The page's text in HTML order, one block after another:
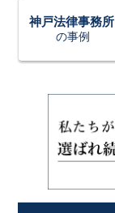
神戸法律事務所
の事例